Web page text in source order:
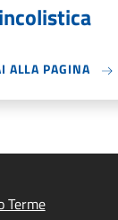
ALLA PAGINA
Terme